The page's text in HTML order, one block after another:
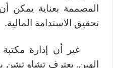
المصممة بعناية يمكن
تحقيق الاستدامة المالية.
غير أن إدارة
الهين. يعترف تشاو تشن